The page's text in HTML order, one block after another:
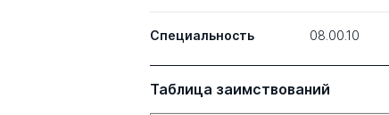
Специальность 08.00.10
Таблица заимствований